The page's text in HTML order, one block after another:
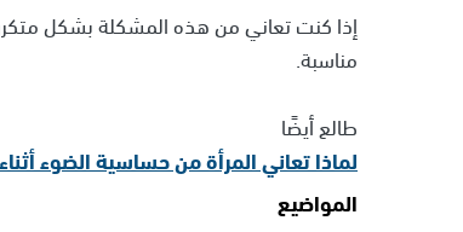
إذا كنت تعاني من هذه المشكلة بشكل
مناسبة.
طالع أيضًا
لماذا تعاني المرأة من حساسية الضوء
المواضيع